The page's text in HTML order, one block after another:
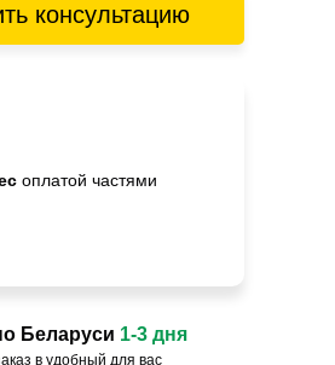
консультацию
оплатой частями
в удобный для вас
Беларуси 1-3 дня